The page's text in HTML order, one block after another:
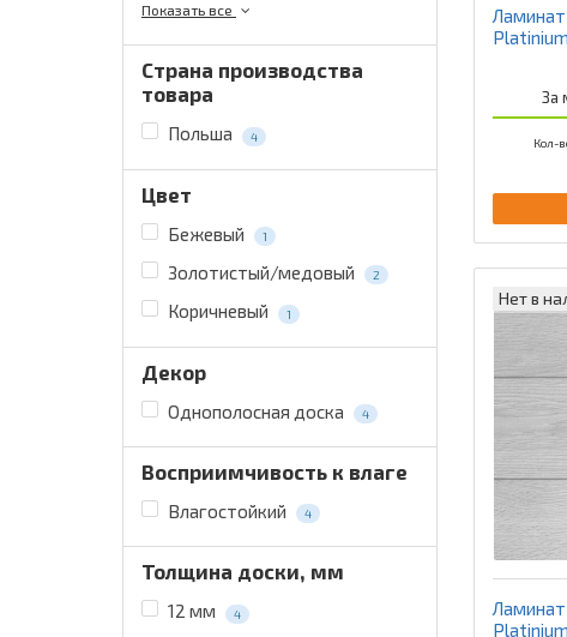
Показать все
Страна производства
товара
Польша 4
Цвет
Бежевый 1
Золотистый/медовый 2
Коричневый 1
Декор
Однополосная доска 4
Восприимчивость к влаге
Влагостойкий 4
Толщина доски, мм
12 мм 4
За
Кол-
Нет в